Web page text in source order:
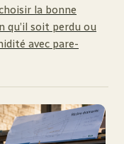
la bonne
qu’il soit perdu ou
avec pare-